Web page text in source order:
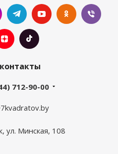
712-90-00
ул. Минская, 108